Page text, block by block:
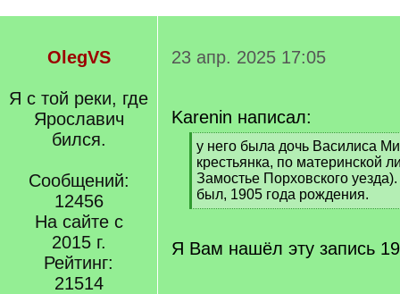
OlegVS
Я с той реки, где
Ярославич
бился.
Сообщений:
12456
На сайте с
2015 г.
Рейтинг:
21514
23 апр. 2025 17:05
Karenin написал:
[
q
]
у него была дочь Василиса
крестьянка, по материнской
Замостье Порховского
был, 1905 года рождения.
[
q
]
Я Вам нашёл эту запись